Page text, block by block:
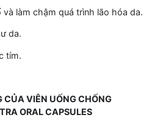
làm chậm quá trình lão hóa da.
da.
tím.
VIÊN UỐNG CHỐNG
ORAL CAPSULES